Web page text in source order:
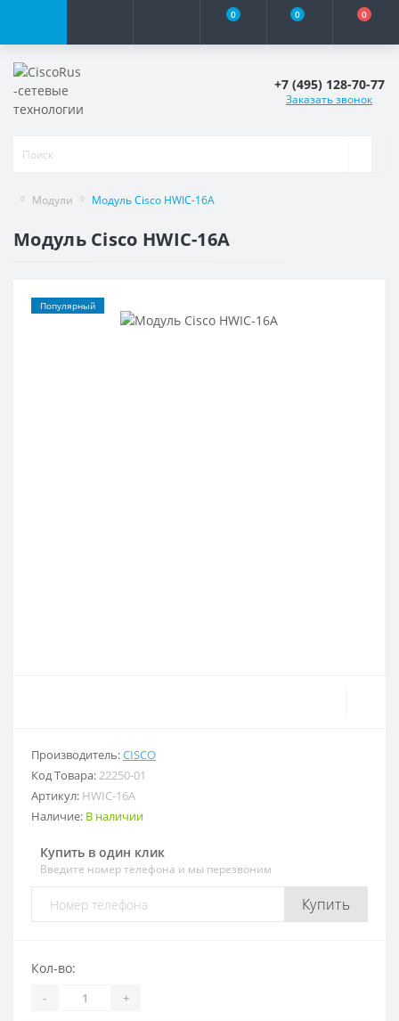
0 0 0
+7 (495) 128-70-77
Заказать звонок
Модули Модуль Cisco HWIC-16A
Модуль Cisco HWIC-16A
Популярный
Производитель:CISCO
Код Товара:22250-01
Артикул: HWIC-16A
Наличие: В наличии
Купить в один клик
Введите номер телефона и мы перезвоним
Купить
Кол-во:
- +